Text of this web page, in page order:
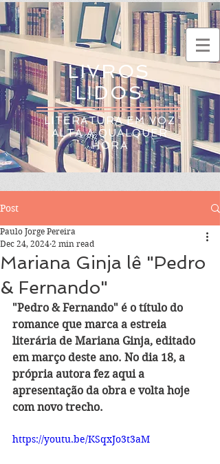
LIVROS
LIDOS
LITERATURA EM VOZ
ALTA A QUALQUER
HORA
Post
Mariana Ginja lê "Pedro
& Fernando"
Paulo Jorge Pereira
Dec 24, 2024 2 min read
"Pedro & Fernando" é o título do
romance que marca a estreia
literária de Mariana Ginja, editado
em março deste ano. No dia 18, a
própria autora fez aqui a
apresentação da obra e volta hoje
com novo trecho.
https://youtu.be/KSqxJo3t3aM